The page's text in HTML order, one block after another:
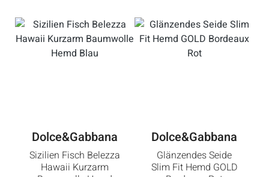
Dolce&Gabbana
Sizilien Fisch Belezza
Hawaii Kurzarm
Dolce&Gabbana
Glänzendes Seide
Slim Fit Hemd GOLD